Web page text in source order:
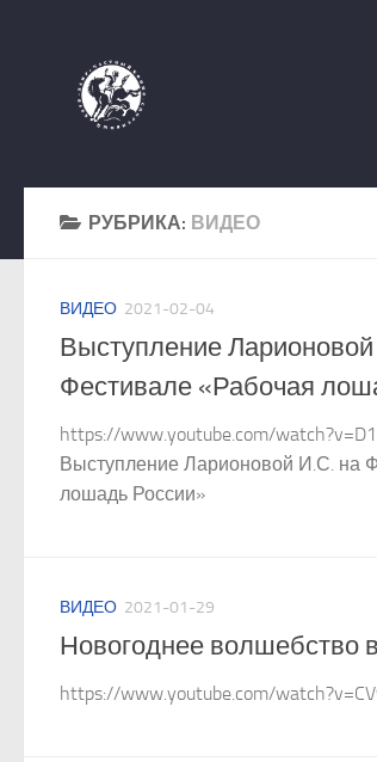
РУБРИКА: ВИДЕО
ВИДЕО 2021-02-04
Выступление
Фестивале «Рабочая
https://www.youtube.com/
Выступление Ларионовой И.С. на
лошадь России»
ВИДЕО 2021-01-29
Новогоднее
https://www.youtube.com/